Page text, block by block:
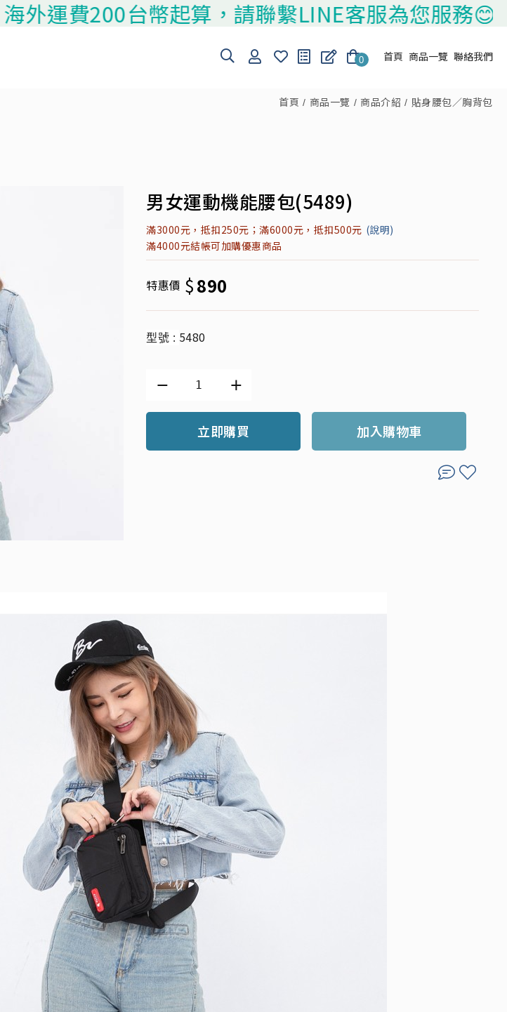
費200台幣起算，請聯繫LINE客服為您服務😊
0 首頁 商品一覽 聯絡我們
首頁 商品一覽 商品介紹 貼身腰包／胸背包
男女運動機能腰包(5489)
滿3000元，抵扣250元；滿6000元，抵扣500元 (說明)
滿4000元結帳可加購優惠商品
特惠價 $890
型號 : 5480
立即購買 加入購物車